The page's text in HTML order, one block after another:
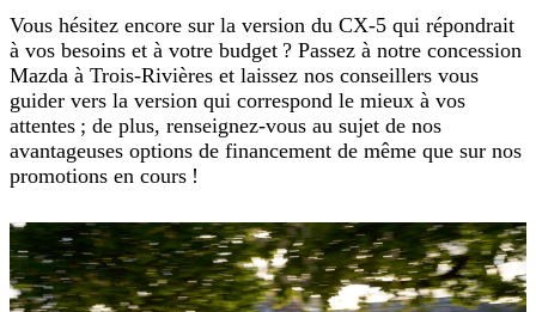
Vous hésitez encore sur la version du CX-5 qui répondrait
à vos besoins et à votre budget ? Passez à notre concession
Mazda à Trois-Rivières et laissez nos conseillers vous
guider vers la version qui correspond le mieux à vos
attentes ; de plus, renseignez-vous au sujet de nos
avantageuses options de financement de même que sur nos
promotions en cours !